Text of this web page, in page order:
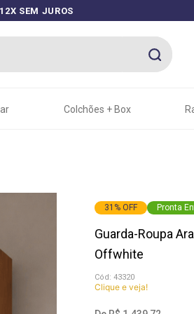
SEM JUROS
Colchões + Box
31 %OFF Pronta
Guarda-Roupa
Offwhite
: 43320
Clique e veja!